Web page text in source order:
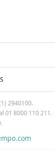
2940100.
01 8000 110 211.